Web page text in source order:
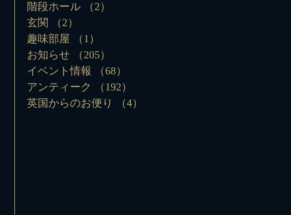
階段ホール
（2）
玄関
（2）
趣味部屋
（1）
お知らせ
（205）
イベント情報
（68）
アンティーク
（192）
英国からのお便り
（4）